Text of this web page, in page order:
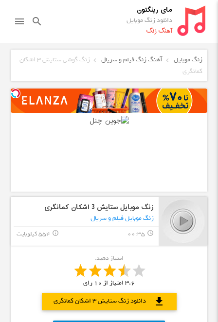
مای رینگتون
دانلود زنگ موبایل
آهنگ زنگ
search
menu
زنگ موبایل آهنگ زنگ فیلم و سریال
زنگ گوشی ستایش 3 اشکان
کمانگری
زنگ موبایل ستایش 3 اشکان کمانگری
زنگ موبایل فیلم و سریال
query_builder
00:35 554 کیلوبایت info_outline
امتیاز دهید:
3.6امتیاز از10 رای
دانلود زنگ ستایش 3 اشکان کمانگری
download